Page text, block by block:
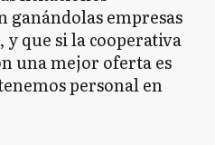
empresas
que si la cooperativa
una mejor oferta es
personal en